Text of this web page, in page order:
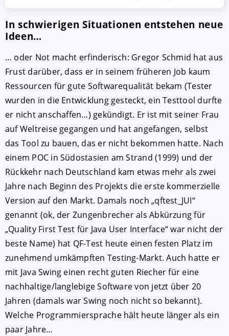
In schwierigen Situationen entstehen neue
Ideen…
… oder Not macht erfinderisch: Gregor Schmid hat aus
Frust darüber, dass er in seinem früheren Job kaum
Ressourcen für gute Softwarequalität bekam (Tester
wurden in die Entwicklung gesteckt, ein Testtool durfte
er nicht anschaffen…) gekündigt. Er ist mit seiner Frau
auf Weltreise gegangen und hat angefangen, selbst
das Tool zu bauen, das er nicht bekommen hatte. Nach
einem POC in Südostasien am Strand (1999) und der
Rückkehr nach Deutschland kam etwas mehr als zwei
Jahre nach Beginn des Projekts die erste kommerzielle
Version auf den Markt. Damals noch „qftest_JUI“
genannt (ok, der Zungenbrecher als Abkürzung für
„Quality First Test für Java User Interface“ war nicht der
beste Name) hat QF-Test heute einen festen Platz im
zunehmend umkämpften Testing-Markt. Auch hatte er
mit Java Swing einen recht guten Riecher für eine
nachhaltige/langlebige Software von jetzt über 20
Jahren (damals war Swing noch nicht so bekannt).
Welche Programmiersprache hält heute länger als ein
paar Jahre…